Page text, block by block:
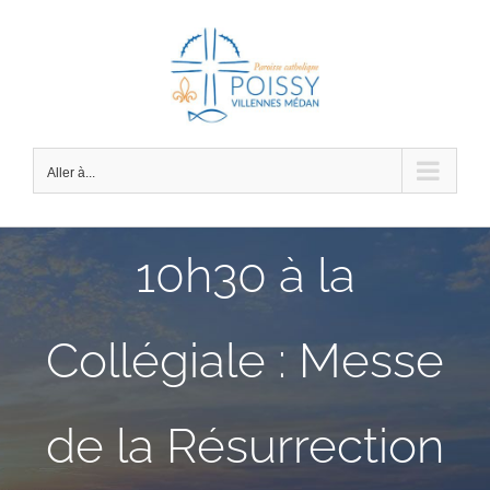
Aller à...
10h30 à la
Collégiale : Messe
de la Résurrection